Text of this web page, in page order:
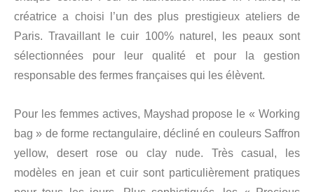
créatrice a choisi l’un des plus prestigieux ateliers de
Paris. Travaillant le cuir 100% naturel, les peaux sont
sélectionnées pour leur qualité et pour la gestion
responsable des fermes françaises qui les élèvent.
Pour les femmes actives, Mayshad propose le « Working
bag » de forme rectangulaire, décliné en couleurs Saffron
yellow, desert rose ou clay nude. Très casual, les
modèles en jean et cuir sont particulièrement pratiques